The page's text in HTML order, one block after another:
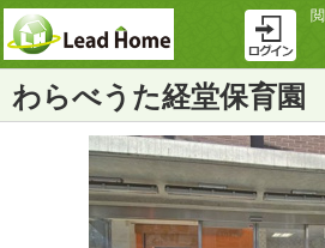
わらべうた経堂保育園